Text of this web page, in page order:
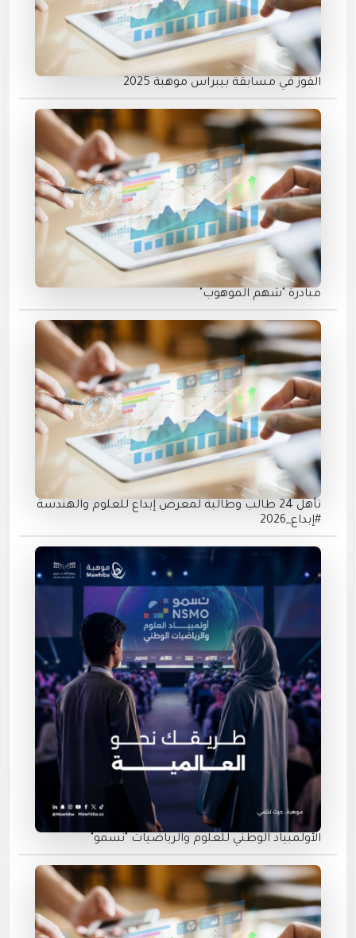
الفوز في مسابقة بيبراس موهبة 2025
مبادرة "شهم الموهوب"
تأهل 24 طالب وطالبة لمعرض إبداع للعلوم والهندسة
#إبداع_2026
الأولمبياد الوطني للعلوم والرياضيات "نسمو"